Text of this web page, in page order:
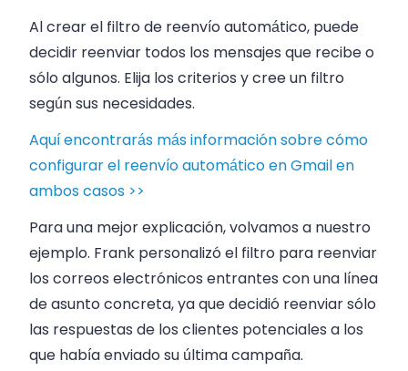
Al crear el filtro de reenvío automático, puede
decidir reenviar todos los mensajes que recibe o
sólo algunos. Elija los criterios y cree un filtro
según sus necesidades.
Aquí encontrarás más información sobre cómo
configurar el reenvío automático en Gmail en
ambos casos >>
Para una mejor explicación, volvamos a nuestro
ejemplo. Frank personalizó el filtro para reenviar
los correos electrónicos entrantes con una línea
de asunto concreta, ya que decidió reenviar sólo
las respuestas de los clientes potenciales a los
que había enviado su última campaña.